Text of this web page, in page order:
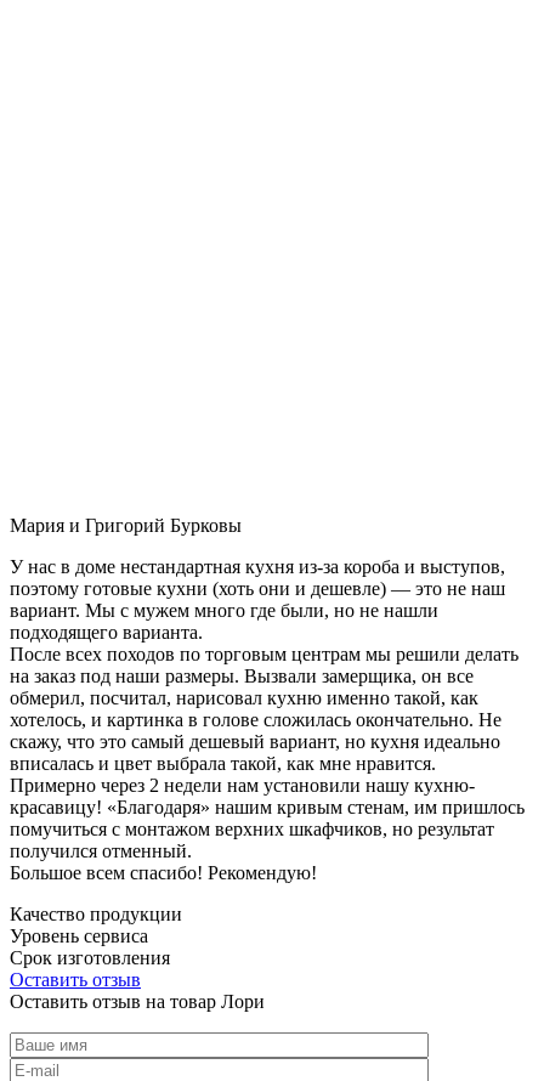
Мария и Григорий Бурковы
У нас в доме нестандартная кухня из-за короба и выступов,
поэтому готовые кухни (хоть они и дешевле) — это не наш
вариант. Мы с мужем много где были, но не нашли
подходящего варианта.
После всех походов по торговым центрам мы решили делать
на заказ под наши размеры. Вызвали замерщика, он все
обмерил, посчитал, нарисовал кухню именно такой, как
хотелось, и картинка в голове сложилась окончательно. Не
скажу, что это самый дешевый вариант, но кухня идеально
вписалась и цвет выбрала такой, как мне нравится.
Примерно через 2 недели нам установили нашу кухню-
красавицу! «Благодаря» нашим кривым стенам, им пришлось
помучиться с монтажом верхних шкафчиков, но результат
получился отменный.
Большое всем спасибо! Рекомендую!
Качество продукции
Уровень сервиса
Срок изготовления
Оставить отзыв
Оставить отзыв на товар Лори